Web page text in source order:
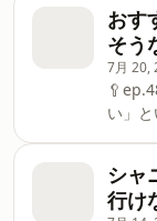
では
当は
い/メ
パゲ
そ/味
在/メ
歳あ
メニ
た新し
も持
ミっ
があ
イフ
振っ
れて
点が
いつ
まった
おす
そう
7月 20,
🥄ep.48 概要欄
い」
レゼ
ごはんの
縁って
シャ
行け